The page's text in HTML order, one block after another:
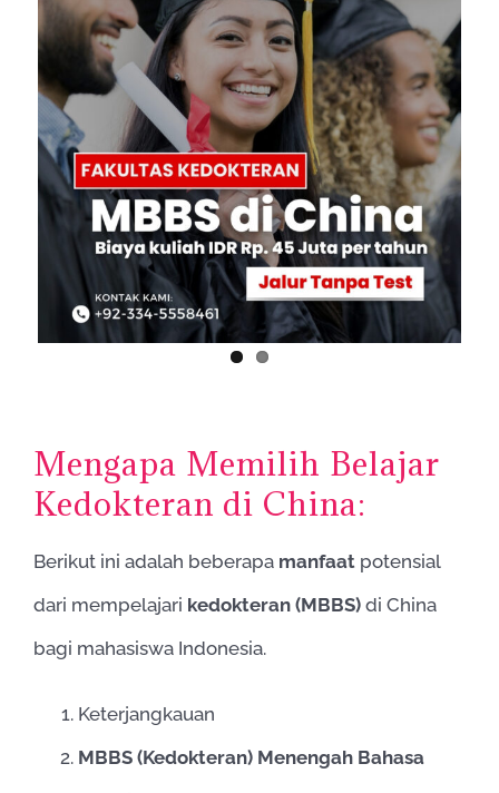
Mengapa Memilih Belajar
Kedokteran di China:
Berikut ini adalah beberapa manfaat potensial
dari mempelajari kedokteran (MBBS) di China
bagi mahasiswa Indonesia.
Keterjangkauan
MBBS (Kedokteran) Menengah Bahasa